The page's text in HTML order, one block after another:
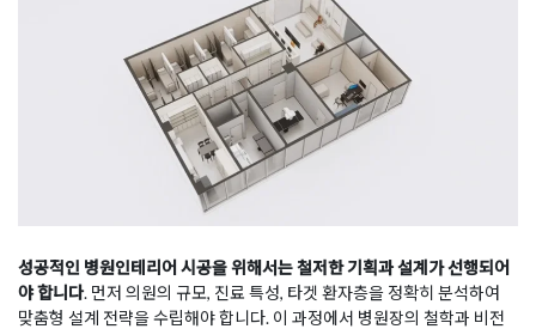
성공적인 병원인테리어 시공을 위해서는 철저한 기획과 설계가 선행되어
야 합니다. 먼저 의원의 규모, 진료 특성, 타겟 환자층을 정확히 분석하여
맞춤형 설계 전략을 수립해야 합니다. 이 과정에서 병원장의 철학과 비전